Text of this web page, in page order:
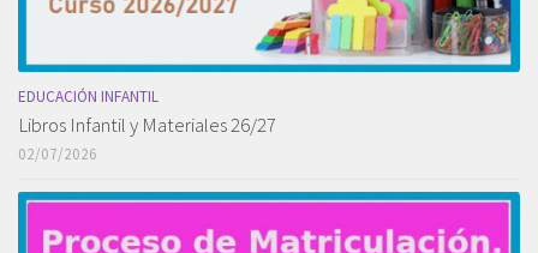
EDUCACIÓN INFANTIL
Libros Infantil y Materiales 26/27
02/07/2026